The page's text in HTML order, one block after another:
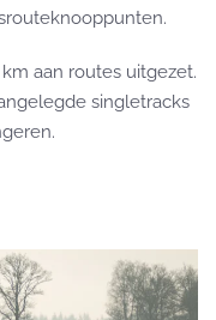
aan routes uitgezet.
singletracks